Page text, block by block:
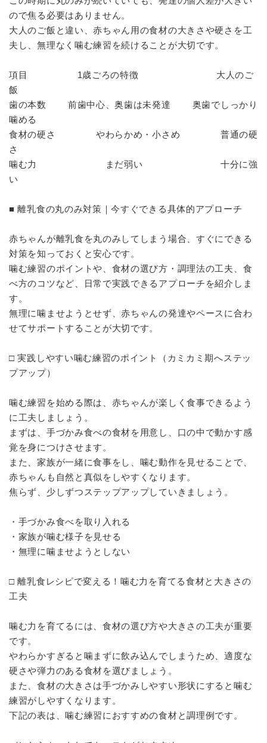
ので焦る必要はありません。
大人のご飯と違い、赤ちゃん用の食材の大きさや硬さを工
夫し、無理なく噛む練習を続けることが大切です。
項目 1歳ごろの特徴 大人のご
飯
歯の本数 前歯中心、奥歯は未発達 奥歯でしっかり
噛める
食材の硬さ やわらかめ・小さめ 普通の硬
さ
噛む力 まだ弱い 十分に強
い
■ 離乳食の丸のみ対策｜今すぐできる具体的アプローチ
赤ちゃんが離乳食を丸のみしてしまう場合、すぐにできる
対策を知っておくと安心です。
噛む練習のポイントや、食材の選び方・調理法の工夫、食
べ方のコツなど、日常で実践できるアプローチを紹介しま
す。
無理に噛ませようとせず、赤ちゃんの発達やペースに合わ
せてサポートすることが大切です。
□ 実践しやすい噛む練習のポイント（カミカミ期へステッ
プアップ）
噛む練習を始める際は、赤ちゃんが楽しく食事できるよう
に工夫しましょう。
まずは、手づかみ食べの食材を用意し、口の中で動かす感
覚を身につけさせます。
また、家族が一緒に食事をし、噛む動作を見せることで、
赤ちゃんも自然と真似をしやすくなります。
焦らず、少しずつステップアップしていきましょう。
・手づかみ食べを取り入れる
・家族が噛む様子を見せる
・無理に噛ませようとしない
□ 離乳食レシピで変える！噛む力を育てる食材と大きさの
工夫
噛む力を育てるには、食材の選び方や大きさの工夫が重要
です。
やわらかすぎると噛まずに飲み込んでしまうため、適度な
硬さや弾力のある食材を選びましょう。
また、食材の大きさは手づかみしやすい形状にすると噛む
練習がしやすくなります。
下記の表は、噛む練習におすすめの食材と調理例です。